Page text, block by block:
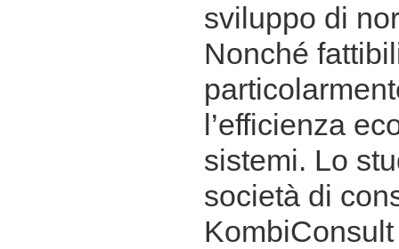
sviluppo di
Nonché
l’efficienza
sistemi. Lo
società di